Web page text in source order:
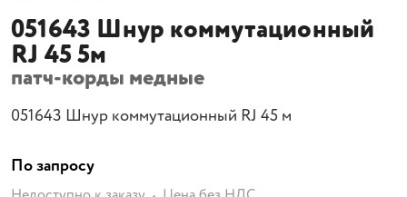
051643 Шнур коммутационный
RJ 45 5м
патч-корды медные
051643 Шнур коммутационный RJ 45 м
По запросу